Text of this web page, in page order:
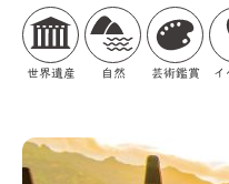
世界遺産 自然 芸術鑑賞 イ